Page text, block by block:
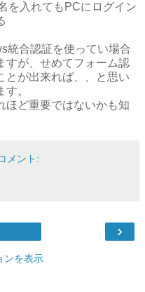
を入れてもPCにログイン
統合認証を使ってい場合
すが、せめてフォーム認
とが出来れば、、と思い
。
ほど重要ではないかも知
メント:
›
ンを表示